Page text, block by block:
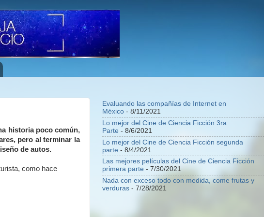
historia poco común,
pero al terminar la
de autos.
como hace
Evaluando las compañías de Internet en
México - 8/11/2021
Lo mejor del Cine de Ciencia Ficción 3ra
Parte - 8/6/2021
Lo mejor del Cine de Ciencia Ficción segunda
parte - 8/4/2021
Las mejores películas del Cine de Ciencia Ficción
primera parte - 7/30/2021
Nada con exceso todo con medida, come frutas y
verduras - 7/28/2021